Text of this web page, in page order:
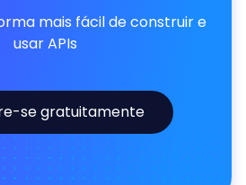
mais fácil de construir e
usar APIs
se gratuitamente